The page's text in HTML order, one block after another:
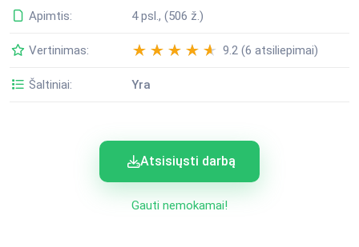
Apimtis: 4 psl., (506 ž.)
Vertinimas: 9.2 (6 atsiliepimai)
Šaltiniai: Yra
Atsisiųsti darbą
Gauti nemokamai!